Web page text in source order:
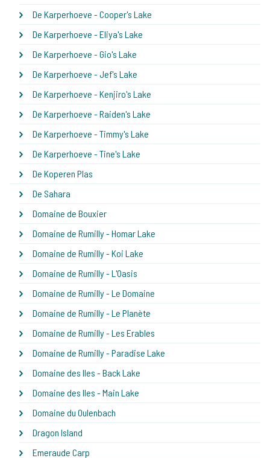
De Karperhoeve - Cooper's Lake
De Karperhoeve - Eliya's Lake
De Karperhoeve - Gio's Lake
De Karperhoeve - Jef's Lake
De Karperhoeve - Kenjiro's Lake
De Karperhoeve - Raiden's Lake
De Karperhoeve - Timmy's Lake
De Karperhoeve - Tine's Lake
De Koperen Plas
De Sahara
Domaine de Bouxier
Domaine de Rumilly - Homar Lake
Domaine de Rumilly - Koi Lake
Domaine de Rumilly - L'Oasis
Domaine de Rumilly - Le Domaine
Domaine de Rumilly - Le Planète
Domaine de Rumilly - Les Erables
Domaine de Rumilly - Paradise Lake
Domaine des Iles - Back Lake
Domaine des Iles - Main Lake
Domaine du Oulenbach
Dragon Island
Emeraude Carp